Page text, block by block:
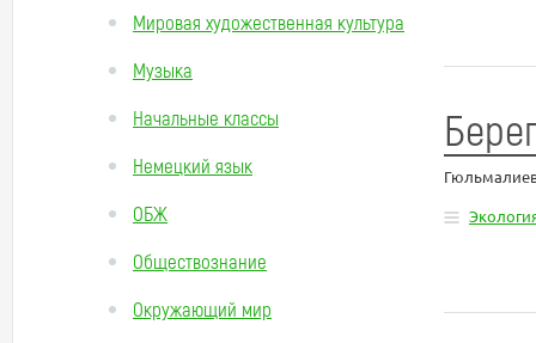
Мировая художественная культура
Музыка
Начальные классы
Немецкий язык
ОБЖ
Обществознание
Окружающий мир